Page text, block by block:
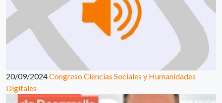
20/09/2024Congreso Ciencias Sociales y Humanidades
Digitales